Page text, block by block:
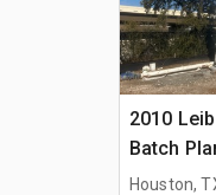
2010
Batch
Houston,